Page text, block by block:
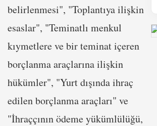
belirlenmesi", "Toplantıya ilişkin
esaslar", "Teminatlı menkul
kıymetlere ve bir teminat içeren
borçlanma araçlarına ilişkin
hükümler", "Yurt dışında ihraç
edilen borçlanma araçları" ve
"İhraççının ödeme yükümlülüğü,